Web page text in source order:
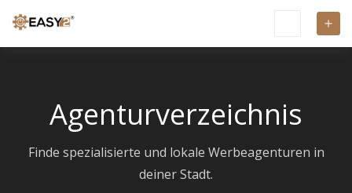
Agenturverzeichnis
Finde spezialisierte und lokale Werbeagenturen in
deiner Stadt.